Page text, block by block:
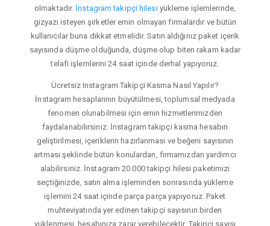
olmaktadır. İnstagram takipçi hilesiyükleme işlemlerinde,
gizyazı isteyen şirketler emin olmayan firmalardır ve bütün
kullanıcılar buna dikkat etmelidir. Satın aldığınız paket içerik
sayısında düşme olduğunda, düşme olup biten rakam kadar
telafi işlemlerini 24 saat içinde derhal yapıyoruz.
Ücretsiz Instagram Takipçi Kasma Nasıl Yapılır?
İnstagram hesaplarının büyütülmesi, toplumsal medyada
fenomen olunabilmesi için emin hizmetlerimizden
faydalanabilirsiniz. İnstagram takipçi kasma hesabın
geliştirilmesi, içeriklerin hazırlanması ve beğeni sayısının
artması şeklinde bütün konulardan, firmamızdan yardımcı
alabilirsiniz. İnstagram 20.000 takipçi hilesi paketimizi
seçtiğinizde, satın alma işleminden sonrasında yükleme
işlemini 24 saat içinde parça parça yapıyoruz. Paket
muhteviyatında yer edinen takipçi sayısının birden
yüklenmesi, hesabınıza zarar verebilecektir. Takipçi sayısı